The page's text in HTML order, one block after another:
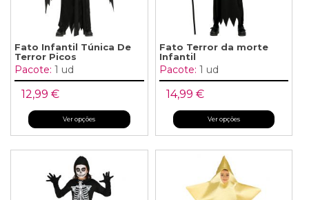
Fato Infantil Túnica De
Terror Picos
Pacote: 1 ud
12,99 €
Ver opções
Fato Terror da morte
Infantil
Pacote: 1 ud
14,99 €
Ver opções